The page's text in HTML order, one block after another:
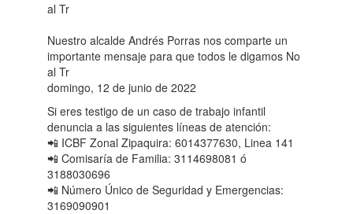
Nuestro alcalde Andrés Porras nos comparte un
importante mensaje para que todos le digamos No
al Tr
domingo, 12 de junio de 2022
Si eres testigo de un caso de trabajo infantil
denuncia a las siguientes líneas de atención:
📲 ICBF Zonal Zipaquira: 6014377630, Linea 141
📲 Comisaría de Familia: 3114698081 ó
3188030696
📲 Número Único de Seguridad y Emergencias:
3169090901